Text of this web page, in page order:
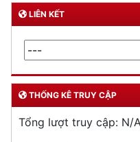
LIÊN KẾT
THỐNG KÊ TRUY CẬP
Tổng lượt truy cập: N/